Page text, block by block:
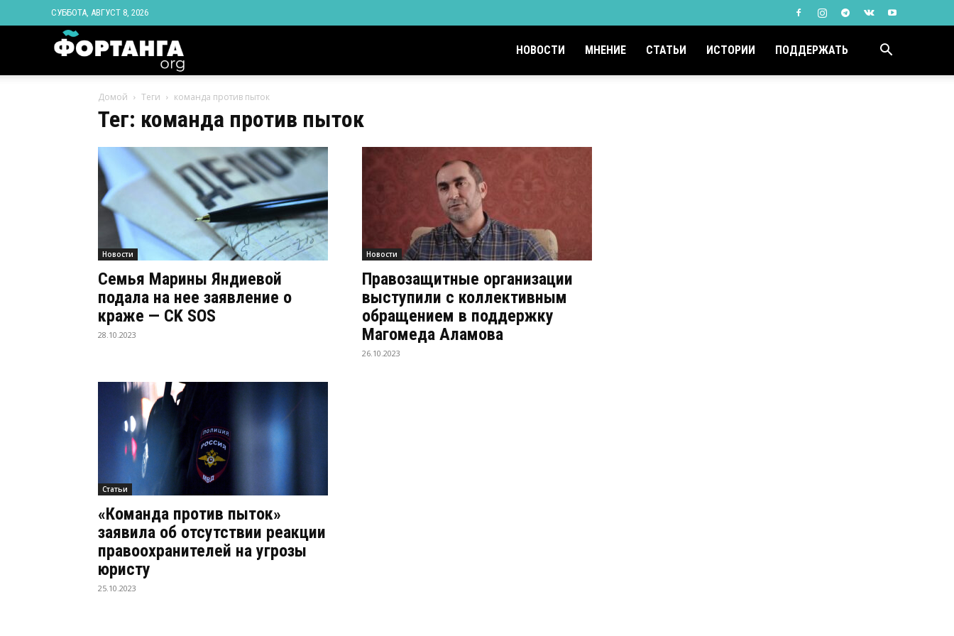
СУББОТА, АВГУСТ 8, 2026
Ингушетии
Фортанга
орг
НОВОСТИ МНЕНИЕ СТАТЬИ ИСТОРИИ ПОДДЕРЖАТЬ
Домой Теги команда против пыток
Тег: команда против пыток
Новости
Семья Марины Яндиевой
подала на нее заявление о
краже — CK SOS
28.10.2023
Новости
Правозащитные организации
выступили с коллективным
обращением в поддержку
Магомеда Аламова
26.10.2023
Статьи
«Команда против пыток»
заявила об отсутствии реакции
правоохранителей на угрозы
юристу
25.10.2023